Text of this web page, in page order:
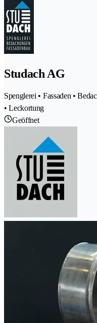
Studach AG
Spenglerei • Fassaden •
• Leckortung
Geöffnet